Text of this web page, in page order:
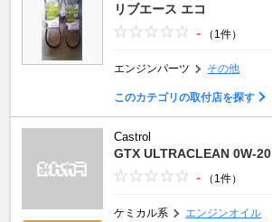
リブエース エコ
- （1件）
エンジンパーツ その他
このカテゴリの取付店を探す
Castrol
GTX ULTRACLEAN 0W-20
- （1件）
ケミカル系 エンジンオイル